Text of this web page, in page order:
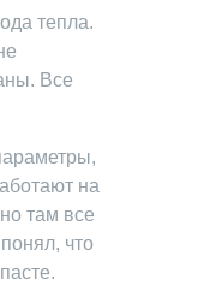
тепла.
Все
на
там все
что